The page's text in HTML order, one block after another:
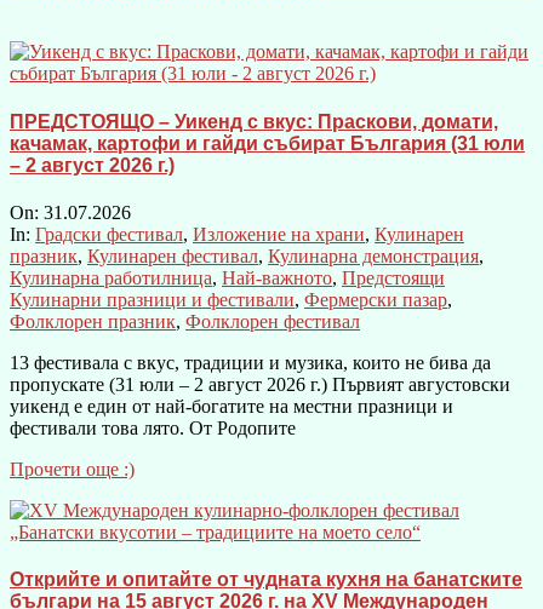
ПРЕДСТОЯЩО – Уикенд с вкус: Праскови, домати,
качамак, картофи и гайди събират България (31 юли
– 2 август 2026 г.)
On: 31.07.2026
In: Градски фестивал, Изложение на храни, Кулинарен
празник, Кулинарен фестивал, Кулинарна демонстрация,
Кулинарна работилница, Най-важното, Предстоящи
Кулинарни празници и фестивали, Фермерски пазар,
Фолклорен празник, Фолклорен фестивал
13 фестивала с вкус, традиции и музика, които не бива да
пропускате (31 юли – 2 август 2026 г.) Първият августовски
уикенд е един от най-богатите на местни празници и
фестивали това лято. От Родопите
Прочети още :)
Открийте и опитайте от чудната кухня на банатските
българи на 15 август 2026 г. на XV Международен